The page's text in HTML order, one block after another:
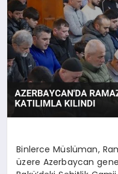
DÜNYA
YAŞAM
Binlerce Müslüman,
üzere Azerbaycan